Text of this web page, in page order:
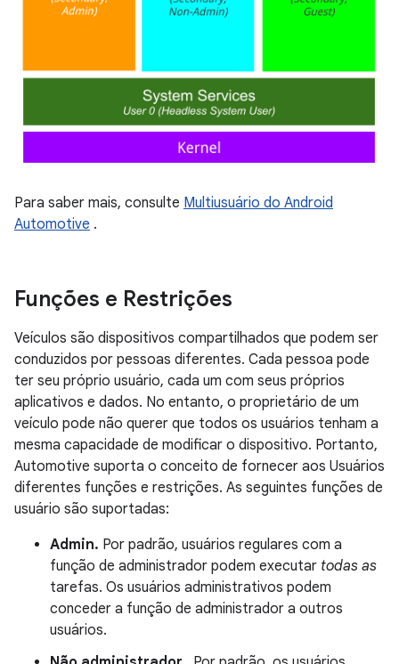
Para saber mais, consulte Multiusuário do Android
Automotive .
Funções e Restrições
Veículos são dispositivos compartilhados que podem ser
conduzidos por pessoas diferentes. Cada pessoa pode
ter seu próprio usuário, cada um com seus próprios
aplicativos e dados. No entanto, o proprietário de um
veículo pode não querer que todos os usuários tenham a
mesma capacidade de modificar o dispositivo. Portanto,
Automotive suporta o conceito de fornecer aos Usuários
diferentes funções e restrições. As seguintes funções de
usuário são suportadas:
Admin. Por padrão, usuários regulares com a
função de administrador podem executar todas as
tarefas. Os usuários administrativos podem
conceder a função de administrador a outros
usuários.